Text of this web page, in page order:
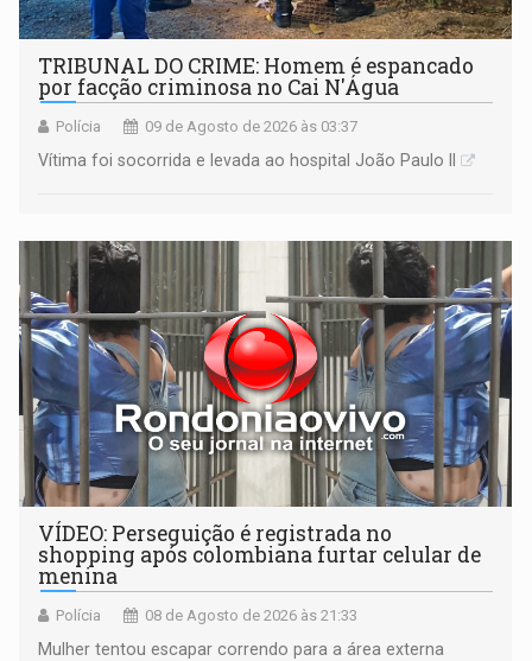
TRIBUNAL DO CRIME: Homem é espancado
por facção criminosa no Cai N'Água
Polícia 09 de Agosto de 2026 às 03:37
Vítima foi socorrida e levada ao hospital João Paulo II
VÍDEO: Perseguição é registrada no
shopping após colombiana furtar celular de
menina
Polícia 08 de Agosto de 2026 às 21:33
Mulher tentou escapar correndo para a área externa